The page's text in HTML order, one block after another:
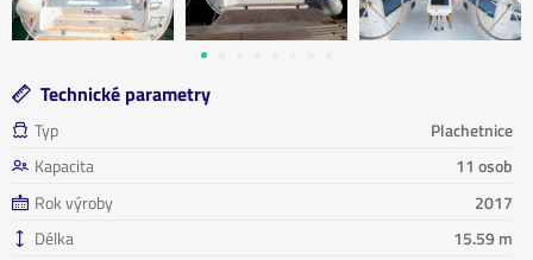
Technické parametry
Typ
Plachetnice
Kapacita
11 osob
Rok výroby
2017
Délka
15.59 m